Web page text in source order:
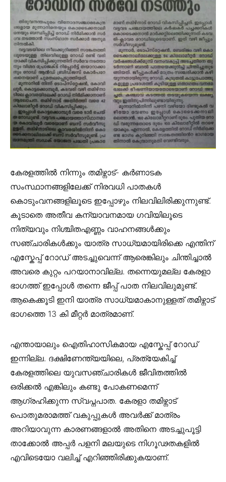
കേരളത്തിൽ നിന്നും തമിഴ്നാട്- കർണാടക
സംസ്ഥാനങ്ങളിലേക്ക് നിരവധി പാതകൾ
കൊടുംവനങ്ങളിലൂടെ ഇപ്പോഴും നിലവിലിരിക്കുന്നുണ്ട്.
കൂടാതെ അതീവ കന്യാവനമായ ഗവിയിലൂടെ
നിത്യവും നിശ്ചിതഎണ്ണം വാഹനങ്ങൾക്കും
സഞ്ചാരികൾക്കും യാത്ര സാധ്യമായിരിക്കെ എന്തിന്
എസ്കേപ്പ് റോഡ് അടച്ചുവെന്ന് ആരെങ്കിലും ചിന്തിച്ചാൽ
അവരെ കുറ്റം പറയാനാവില്ല. തന്നെയുമല്ല കേരളാ
ഭാഗത്ത് ഇപ്പോൾ തന്നെ ജീപ്പ് പാത നിലവിലുമുണ്ട്.
ആകെക്കൂടി ഇനി യാത്ര സാധ്യമാകാനുള്ളത് തമിഴ്നാട്
ഭാഗത്തെ 13 കി മീറ്റർ മാത്രമാണ്.
എന്തായാലും ഐതിഹാസികമായ എസ്കേപ്പ് റോഡ്
ഇന്നില്ല. ദക്ഷിണേന്ത്യയിലെ, പ്രത്യേകിച്ച്
കേരളത്തിലെ യുവസഞ്ചാരികൾ ജീവിതത്തിൽ
ഒരിക്കൽ എങ്കിലും കണ്ടു പോകണമെന്ന്
ആഗ്രഹിക്കുന്ന സ്വപ്നപാത. കേരളാ തമിഴ്നാട്
പൊതുമരാമത്ത് വകുപ്പുകൾ അവർക്ക് മാത്രം
അറിയാവുന്ന കാരണങ്ങളാൽ അതിനെ അടച്ചുപൂട്ടി
താക്കോൽ അപ്പർ പളനി മലയുടെ നിഗൂഢതകളിൽ
എവിടെയോ വലിച്ച് എറിഞ്ഞിരിക്കുകയാണ്.